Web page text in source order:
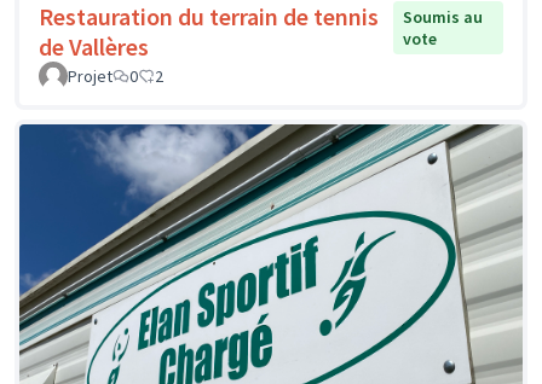
Restauration du terrain de tennis
de Vallères
Soumis au
vote
Projet
0 2